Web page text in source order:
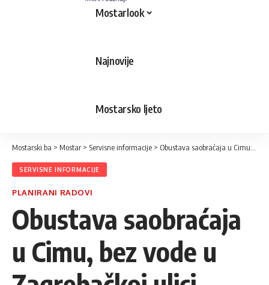
Mostarlook
Najnovije
Mostarsko ljeto
Mostarski.ba > Mostar > Servisne informacije > Obustava saobraćaja u Cimu, bez vode u Zagrebačkoj ulici
SERVISNE INFORMACIJE
PLANIRANI RADOVI
Obustava saobraćaja
u Cimu, bez vode u